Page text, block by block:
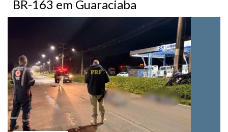
BR-163 em Guaraciaba